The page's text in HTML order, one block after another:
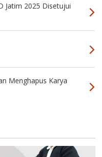
Jatim 2025 Disetujui
Menghapus Karya